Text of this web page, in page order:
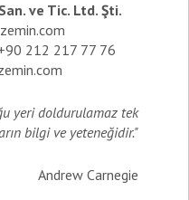
ve Tic. Ltd. Şti.
212 217 77 76
yeri doldurulamaz tek
bilgi ve yeteneğidir."
Andrew Carnegie